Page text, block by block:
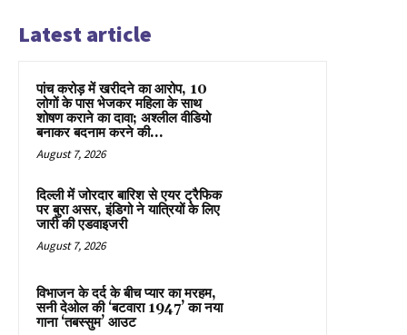
Latest article
पांच करोड़ में खरीदने का आरोप, 10
लोगों के पास भेजकर महिला के साथ
शोषण कराने का दावा; अश्लील वीडियो
बनाकर बदनाम करने की...
August 7, 2026
दिल्ली में जोरदार बारिश से एयर ट्रैफिक
पर बुरा असर, इंडिगो ने यात्रियों के लिए
जारी की एडवाइजरी
August 7, 2026
विभाजन के दर्द के बीच प्यार का मरहम,
सनी देओल की ‘बटवारा 1947’ का नया
गाना ‘तबस्सुम’ आउट